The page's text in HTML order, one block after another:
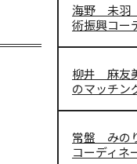
海野 未羽
術振興コー
柳井 麻友
のマッチン
常盤 みの
コーディネ